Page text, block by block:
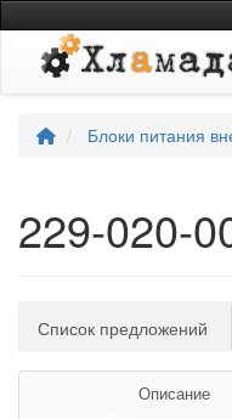
Блоки питания
229-020-
Список предложений
Описание